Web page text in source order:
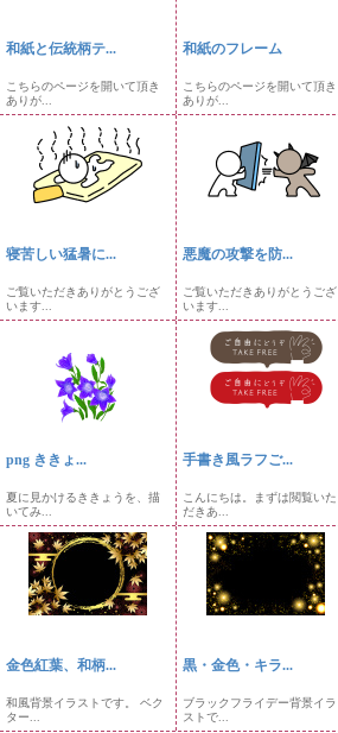
和紙と伝統柄テ...
こちらのページを開いて頂き
ありが...
和紙のフレーム
こちらのページを開いて頂き
ありが...
寝苦しい猛暑に...
ご覧いただきありがとうござ
います...
悪魔の攻撃を防...
ご覧いただきありがとうござ
います...
png ききょ...
夏に見かけるききょうを、描
いてみ...
手書き風ラフご...
こんにちは。まずは閲覧いた
だきあ...
金色紅葉、和柄...
和風背景イラストです。 ベク
ター...
黒・金色・キラ...
ブラックフライデー背景イラ
ストで...